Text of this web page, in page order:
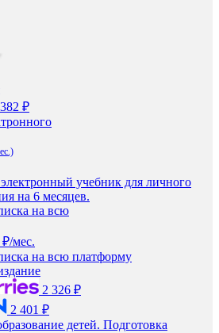
₽
учебник для личного
на 6 месяцев.
на всю
₽/мес.
на всю платформу
2 326 ₽
2 401 ₽
детей. Подготовка